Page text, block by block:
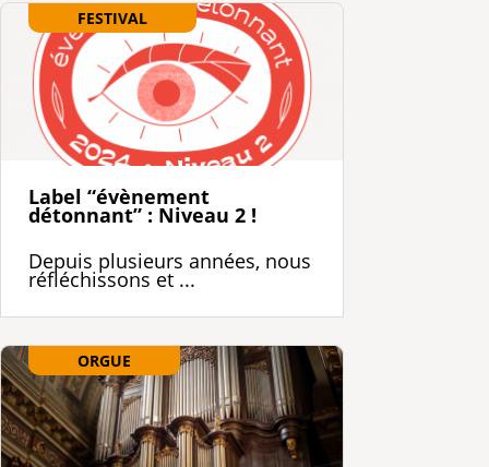
FESTIVAL
Label “évènement
détonnant” : Niveau 2 !
Depuis plusieurs années, nous
réfléchissons et ...
ORGUE